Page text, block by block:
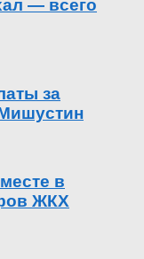
— всего
за
в
ЖКХ